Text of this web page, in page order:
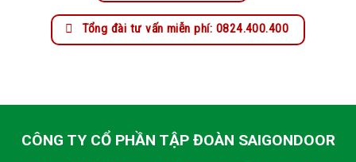
Tổng đài tư vấn miễn phí: 0824.400.400
CÔNG TY CỔ PHẦN TẬP ĐOÀN SAIGONDOOR